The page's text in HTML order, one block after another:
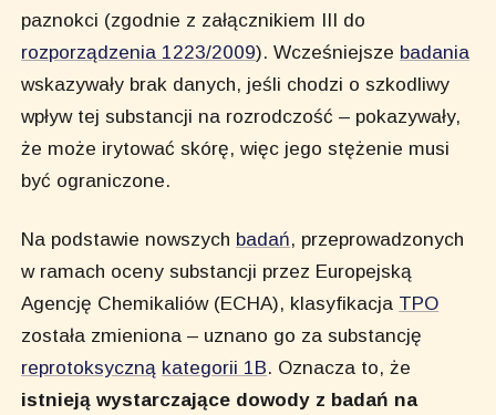
paznokci (zgodnie z załącznikiem III do
rozporządzenia 1223/2009). Wcześniejsze badania
wskazywały brak danych, jeśli chodzi o szkodliwy
wpływ tej substancji na rozrodczość – pokazywały,
że może irytować skórę, więc jego stężenie musi
być ograniczone.
Na podstawie nowszych badań, przeprowadzonych
w ramach oceny substancji przez Europejską
Agencję Chemikaliów (ECHA), klasyfikacja TPO
została zmieniona – uznano go za substancję
reprotoksyczną kategorii 1B. Oznacza to, że
istnieją wystarczające dowody z badań na